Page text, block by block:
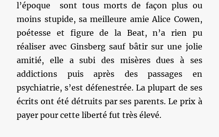
l’époque sont tous morts de façon plus ou
moins stupide, sa meilleure amie Alice Cowen,
poétesse et figure de la Beat, n’a rien pu
réaliser avec Ginsberg sauf bâtir sur une jolie
amitié, elle a subi des misères dues à ses
addictions puis après des passages en
psychiatrie, s’est défenestrée. La plupart de ses
écrits ont été détruits par ses parents. Le prix à
payer pour cette liberté fut très élevé.